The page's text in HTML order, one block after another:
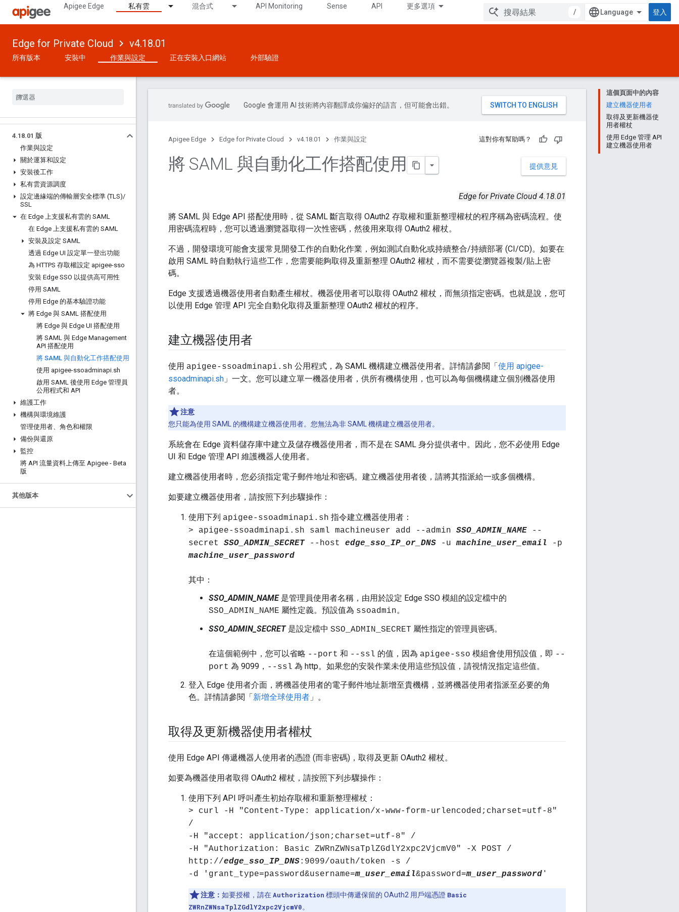
Apigee Edge 私有雲 混合式 API Monitoring Sense API 更多選項
/ 登入
Edge for Private Cloud v4.18.01
所有版本 安裝中 作業與設定 正在安裝入口網站 外部驗證
4.18.01 版
作業與設定
關於運算和設定
安裝後工作
私有雲資源調度
設定邊緣端的傳輸層安全標準 (TLS)/
SSL
在 Edge 上支援私有雲的 SAML
在 Edge 上支援私有雲的 SAML
安裝及設定 SAML
透過 Edge UI 設定單一登出功能
為 HTTPS 存取權設定 apigee-sso
安裝 Edge SSO 以提供高可用性
停用 SAML
停用 Edge 的基本驗證功能
將 Edge 與 SAML 搭配使用
將 Edge 與 Edge UI 搭配使用
將 SAML 與 Edge Management
API 搭配使用
將 SAML 與自動化工作搭配使用
使用 apigee-ssoadminapi.sh
啟用 SAML 後使用 Edge 管理員
公用程式和 API
維護工作
機構與環境維護
管理使用者、角色和權限
備份與還原
監控
將 API 流量資料上傳至 Apigee - Beta
版
其他版本
這個頁面中的內容
建立機器使用者
取得及更新機器使
用者權杖
使用 Edge 管理 API
建立機器使用者
Google 會運用 AI 技術將內容翻譯成你偏好的語言，但可能會出錯。
Apigee Edge Edge for Private Cloud v4.18.01 作業與設定 這對你有幫助嗎？
提供意見
將 SAML 與自動化工作搭配使用
Edge for Private Cloud 4.18.01
將 SAML 與 Edge API 搭配使用時，從 SAML 斷言取得 OAuth2 存取權和重新整理權杖的程序稱為密碼流程。使
用密碼流程時，您可以透過瀏覽器取得一次性密碼，然後用來取得 OAuth2 權杖。
不過，開發環境可能會支援常見開發工作的自動化作業，例如測試自動化或持續整合/持續部署 (CI/CD)。如要在
啟用 SAML 時自動執行這些工作，您需要能夠取得及重新整理 OAuth2 權杖，而不需要從瀏覽器複製/貼上密
碼。
Edge 支援透過機器使用者自動產生權杖。機器使用者可以取得 OAuth2 權杖，而無須指定密碼。也就是說，您可
以使用 Edge 管理 API 完全自動化取得及重新整理 OAuth2 權杖的程序。
建立機器使用者
使用 apigee-ssoadminapi.sh 公用程式，為 SAML 機構建立機器使用者。詳情請參閱「使用 apigee-
ssoadminapi.sh 」一文。您可以建立單一機器使用者，供所有機構使用，也可以為每個機構建立個別機器使用
者。
注意
您只能為使用 SAML 的機構建立機器使用者。您無法為非 SAML 機構建立機器使用者。
系統會在 Edge 資料儲存庫中建立及儲存機器使用者，而不是在 SAML 身分提供者中。因此，您不必使用 Edge
UI 和 Edge 管理 API 維護機器人使用者。
建立機器使用者時，您必須指定電子郵件地址和密碼。建立機器使用者後，請將其指派給一或多個機構。
如要建立機器使用者，請按照下列步驟操作：
使用下列 apigee-ssoadminapi.sh 指令建立機器使用者：
> apigee-ssoadminapi.sh saml machineuser add --admin SSO_ADMIN_NAME --
secret SSO_ADMIN_SECRET--host edge_sso_IP_or_DNS -umachine_user_email -p
machine_user_password
其中：
SSO_ADMIN_NAME是管理員使用者名稱，由用於設定 Edge SSO 模組的設定檔中的
SSO_ADMIN_NAME 屬性定義。預設值為 ssoadmin。
SSO_ADMIN_SECRET是設定檔中 SSO_ADMIN_SECRET 屬性指定的管理員密碼。
在這個範例中，您可以省略 --port 和 --ssl 的值，因為 apigee-sso 模組會使用預設值，即 --
port 為 9099， --ssl 為 http。如果您的安裝作業未使用這些預設值，請視情況指定這些值。
登入 Edge 使用者介面，將機器使用者的電子郵件地址新增至貴機構，並將機器使用者指派至必要的角
色。詳情請參閱「新增全球使用者 」。
取得及更新機器使用者權杖
使用 Edge API 傳遞機器人使用者的憑證 (而非密碼)，取得及更新 OAuth2 權杖。
如要為機器使用者取得 OAuth2 權杖，請按照下列步驟操作：
使用下列 API 呼叫產生初始存取權和重新整理權杖：
> curl -H "Content-Type: application/x-www-form-urlencoded;charset=utf-8"
/
-H "accept: application/json;charset=utf-8" /
-H "Authorization: Basic ZWRnZWNsaTplZGdlY2xpc2VjcmV0" -X POST /
http://edge_sso_IP_DNS:9099/oauth/token -s /
-d 'grant_type=password&username=m_user_email&password=m_user_password '
注意： 如要授權，請在Authorization 標頭中傳遞保留的 OAuth2 用戶端憑證 Basic
ZWRnZWNsaTplZGdlY2xpc2VjcmV0。